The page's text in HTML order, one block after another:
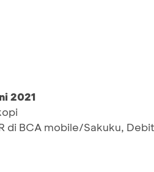
2021
di BCA mobile/Sakuku,